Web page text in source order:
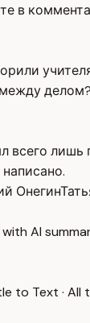
в
всего
Онегин
AI
to Text · All